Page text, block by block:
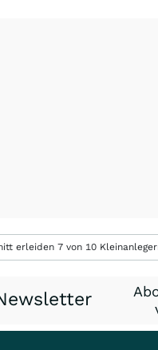
erleiden 7 von 10